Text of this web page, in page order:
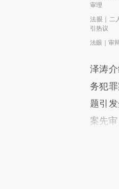
审理
法眼｜二
引热议
法眼｜审
泽涛
务犯
题引
案先